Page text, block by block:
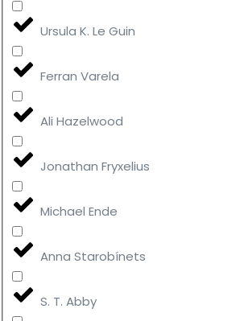
Ursula K. Le Guin
Ferran Varela
Ali Hazelwood
Jonathan Fryxelius
Michael Ende
Anna Starobínets
S. T. Abby